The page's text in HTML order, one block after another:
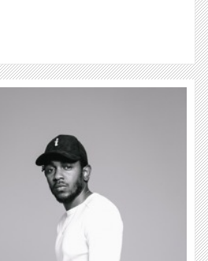
VELVET STEEL VERÖFFENTLICHEN IHR
4. STUDIO-ALBUM "THUNDEROUS
RAIN"